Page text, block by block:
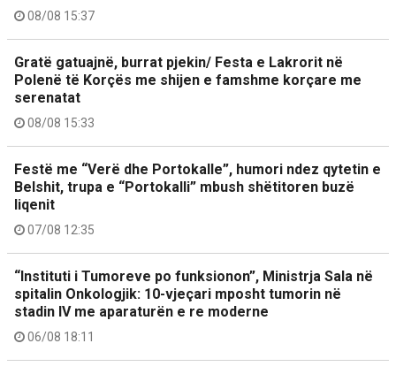
08/08 15:37
Gratë gatuajnë, burrat pjekin/ Festa e Lakrorit në
Polenë të Korçës me shijen e famshme korçare me
serenatat
08/08 15:33
Festë me “Verë dhe Portokalle”, humori ndez qytetin e
Belshit, trupa e “Portokalli” mbush shëtitoren buzë
liqenit
07/08 12:35
“Instituti i Tumoreve po funksionon”, Ministrja Sala në
spitalin Onkologjik: 10-vjeçari mposht tumorin në
stadin IV me aparaturën e re moderne
06/08 18:11